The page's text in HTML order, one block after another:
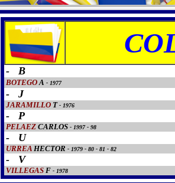
- B
BOTEGOA - 1977
- J
JARAMILLOT- 1976
- P
PELAEZCARLOS- 1997 - 98
- U
URREAHECTOR - 1979 - 80 - 81 - 82
- V
VILLEGASF- 1978